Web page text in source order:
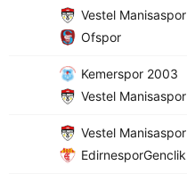
Vestel Manisaspor
Ofspor
Kemerspor 2003
Vestel Manisaspor
Vestel Manisaspor
EdirnesporGenclik